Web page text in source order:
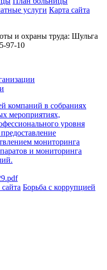
услуги Карта сайта
и охраны труда: Шульга
97-10
компаний в собраниях
мероприятиях,
уровня
мониторинга
и мониторинга
Борьба с коррупцией